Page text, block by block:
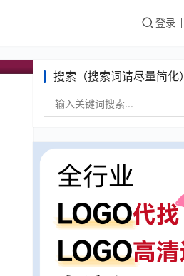
登录
搜索（搜索词请尽量简化）